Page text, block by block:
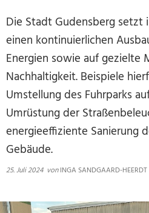
Die Stadt Gudensberg setzt
einen kontinuierlichen
Energien sowie auf gezielte
Nachhaltigkeit. Beispiele
Umstellung des Fuhrparks
Umrüstung der
energieeffiziente Sanierung
Gebäude.
25. Juli 2024 vonINGA SANDGAARD-HEERDT